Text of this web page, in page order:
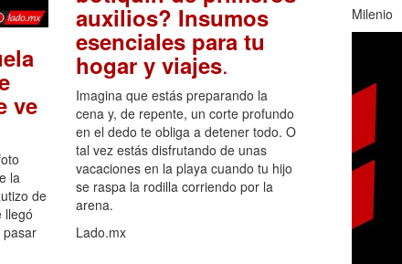
ve
la
de
llegó
pasar
auxilios? Insumos
esenciales para tu
hogar y viajes.
Imagina que estás preparando la
cena y, de repente, un corte profundo
en el dedo te obliga a detener todo. O
tal vez estás disfrutando de unas
vacaciones en la playa cuando tu hijo
se raspa la rodilla corriendo por la
arena.
Lado.mx
Milenio